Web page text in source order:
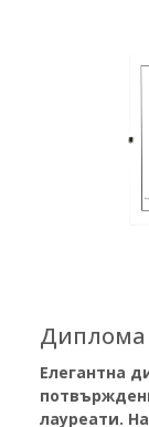
Диплома
Елегантна
лауреати.